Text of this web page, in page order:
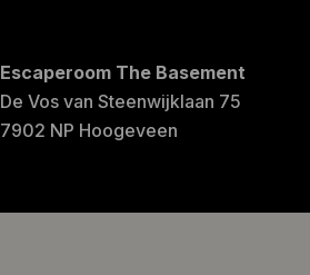
Escaperoom The Basement
De Vos van Steenwijklaan 75
7902 NP Hoogeveen